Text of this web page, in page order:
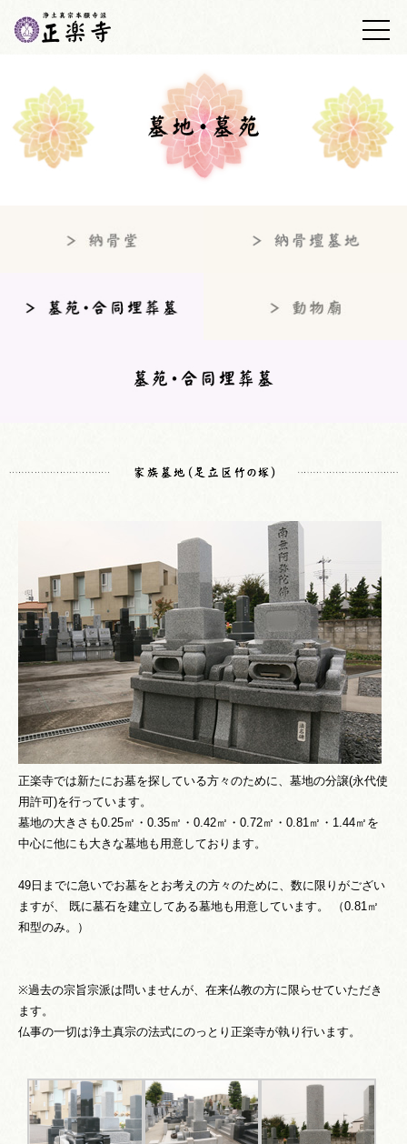
トップ
浄土真宗について
墓地・墓苑
仏事の心得
正楽寺では新たにお墓を探している方々のために、墓地の分譲(永代使
用許可)を行っています。
墓地の大きさも0.25㎡・0.35㎡・0.42㎡・0.72㎡・0.81㎡・1.44㎡を
中心に他にも大きな墓地も用意しております。
49日までに急いでお墓をとお考えの方々のために、数に限りがござい
ますが、 既に墓石を建立してある墓地も用意しています。 （0.81㎡
和型のみ。）
※過去の宗旨宗派は問いませんが、在来仏教の方に限らせていただき
ます。
仏事の一切は浄土真宗の法式にのっとり正楽寺が執り行います。